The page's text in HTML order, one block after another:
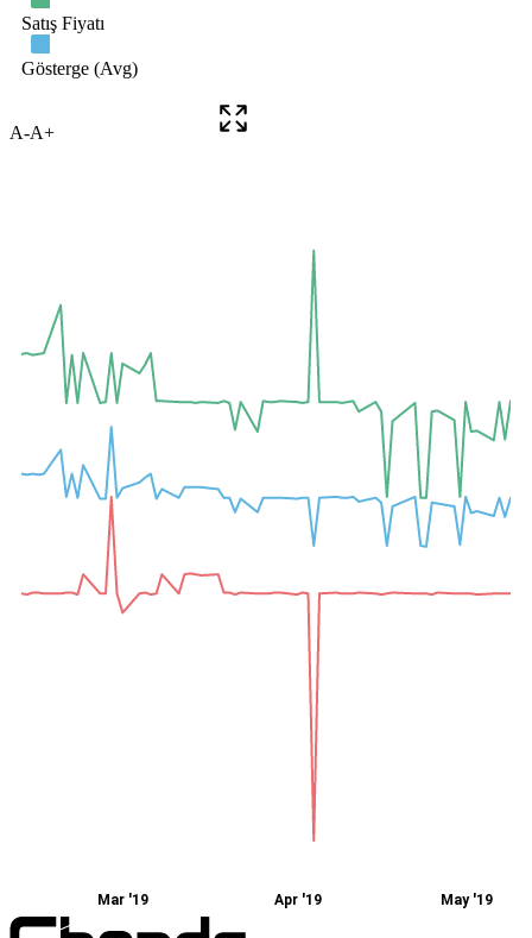
A-A+
Mar '19 Apr '19 May '19